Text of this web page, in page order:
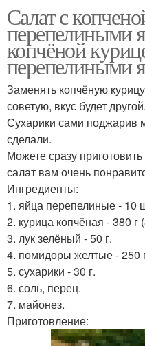
Салат с
перепелиными
копчёной
перепелиными
Заменять копчёную
советую, вкус будет другой.
Сухарики сами поджарив
сделали.
Можете сразу
салат вам очень
Ингредиенты:
1. яйца перепелиные - 10
2. курица копчёная - 380 г
3. лук зелёный - 50 г.
4. помидоры желтые - 250
5. сухарики - 30 г.
6. соль, перец.
7. майонез.
Приготовление: